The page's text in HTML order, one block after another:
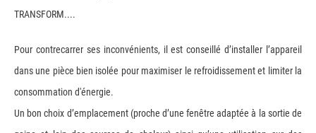
TRANSFORM....
Pour contrecarrer ses inconvénients, il est conseillé d’installer l’appareil
dans une pièce bien isolée pour maximiser le refroidissement et limiter la
consommation d'énergie.
Un bon choix d’emplacement (proche d’une fenêtre adaptée à la sortie de